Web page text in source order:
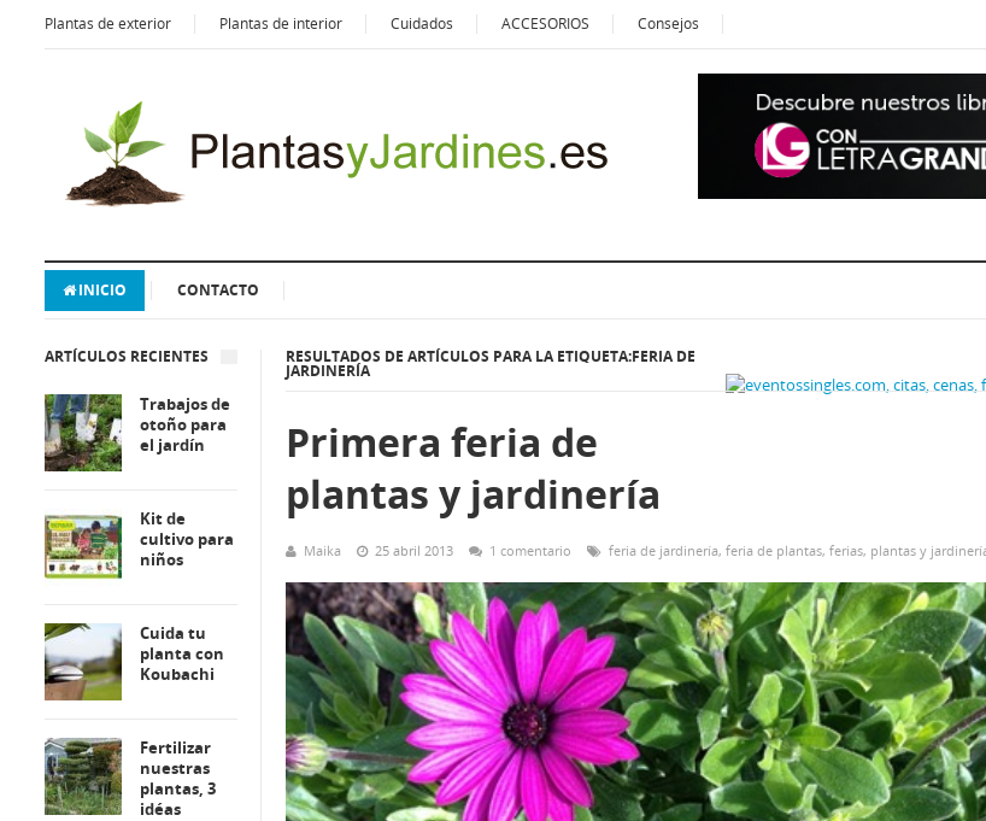
Plantas de exterior Plantas de interior Cuidados ACCESORIOS Consejos
INICIO CONTACTO
RESULTADOS DE ARTÍCULOS PARA LA ETIQUETA:FERIA DE
JARDINERÍA
Primera feria de
plantas y jardinería
Maika 25 abril 2013 1 comentario feria de jardinería, feria de plantas, ferias, plantas y
ARTÍCULOS RECIENTES
Trabajos de
otoño para
el jardín
Kit de
cultivo para
niños
Cuida tu
planta con
Koubachi
Fertilizar
nuestras
plantas, 3
idéas